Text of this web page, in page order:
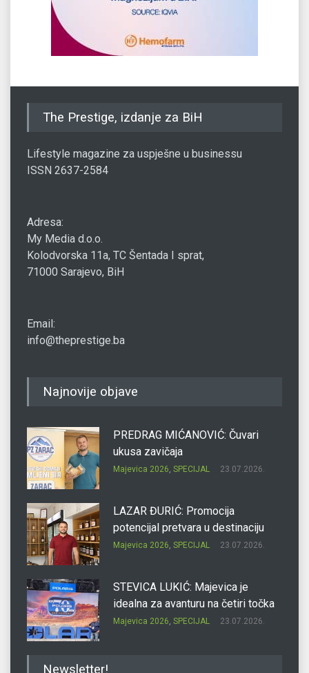
The Prestige, izdanje za BiH
Lifestyle magazine za uspješne u businessu
ISSN 2637-2584
Adresa:
My Media d.o.o.
Kolodvorska 11a, TC Šentada I sprat,
71000 Sarajevo, BiH
Email:
info@theprestige.ba
Najnovije objave
PREDRAG MIĆANOVIĆ: Čuvari
ukusa zavičaja
Majevica 2026, SPECIJAL 23.07.2026.
LAZAR ĐURIĆ: Promocija
potencijal pretvara u destinaciju
Majevica 2026, SPECIJAL 23.07.2026.
STEVICA LUKIĆ: Majevica je
idealna za avanturu na četiri točka
Majevica 2026, SPECIJAL 23.07.2026.
Newsletter!